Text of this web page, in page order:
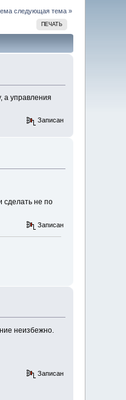
следующая тема »
ПЕЧАТЬ
а управления
Записан
сделать не по
Записан
неизбежно.
Записан